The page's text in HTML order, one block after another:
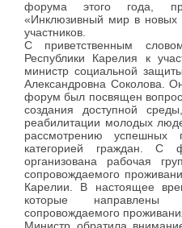
форума этого года,
«Инклюзивный мир в новых
участников.
С приветственным
Республики Карелия к
министр социальной
Александровна Соколова.
форум был посвящен
создания доступной
реабилитации молодых
рассмотрению успешных
категорией граждан. С
организована рабочая
сопровождаемого
Карелии. В настоящее
которые
сопровождаемого